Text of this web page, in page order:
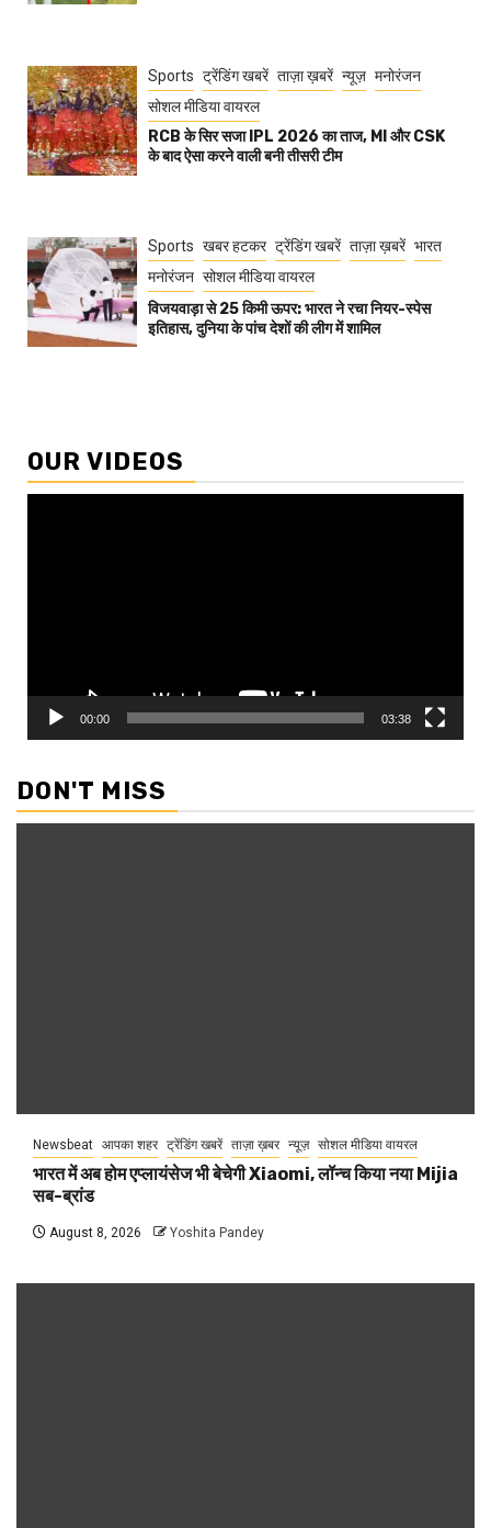
Sports ट्रेंडिंग खबरें ताज़ा ख़बरें न्यूज़ मनोरंजन
सोशल मीडिया वायरल
RCB के सिर सजा IPL 2026 का ताज, MI और CSK
के बाद ऐसा करने वाली बनी तीसरी टीम
Sports खबर हटकर ट्रेंडिंग खबरें ताज़ा ख़बरें भारत
मनोरंजन सोशल मीडिया वायरल
विजयवाड़ा से 25 किमी ऊपर: भारत ने रचा नियर-स्पेस
इतिहास, दुनिया के पांच देशों की लीग में शामिल
OUR VIDEOS
00:00 03:38
DON'T MISS
Newsbeat आपका शहर ट्रेंडिंग खबरें ताज़ा ख़बर न्यूज़ सोशल मीडिया वायरल
भारत में अब होम एप्लायंसेज भी बेचेगी Xiaomi, लॉन्च किया नया Mijia
सब-ब्रांड
August 8, 2026 Yoshita Pandey